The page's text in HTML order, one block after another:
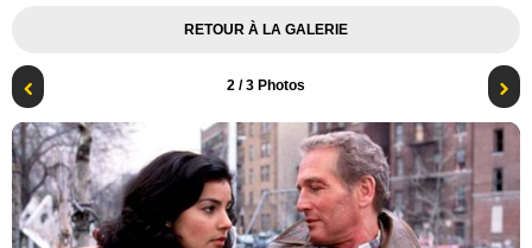
RETOUR À LA GALERIE
2 / 3 Photos